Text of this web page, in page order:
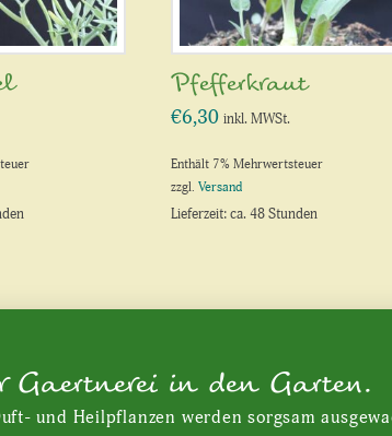
Pfefferkraut
€6,30 inkl. MWSt.
Enthält 7% Mehrwertsteuer
zzgl. Versand
Lieferzeit: ca. 48 Stunden
Gaertnerei in den Garten.
und Heilpflanzen werden sorgsam